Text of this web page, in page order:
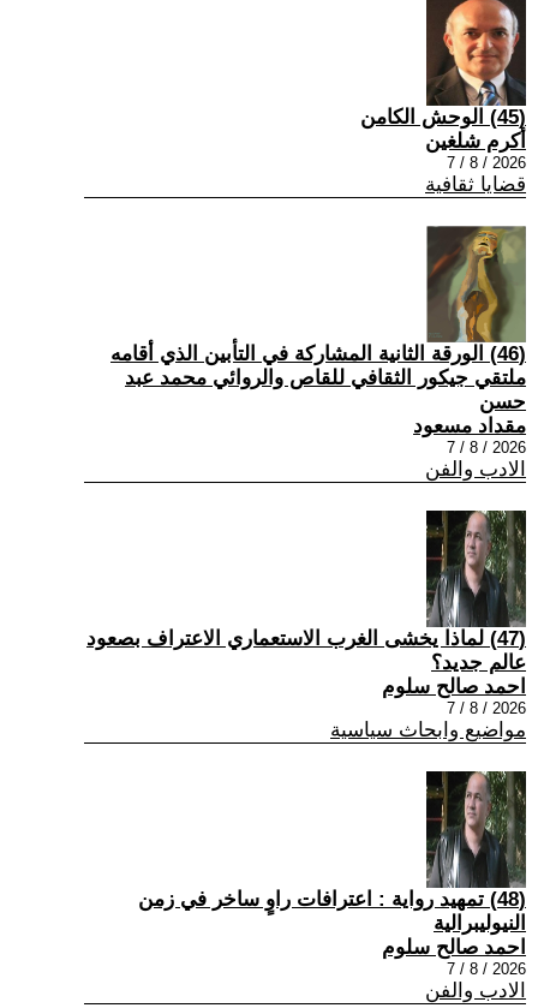
(45) الوحش الكامن
أكرم شلغين
2026 / 8 / 7
قضايا ثقافية
(46) الورقة الثانية المشاركة في التأبين الذي أقامه
ملتقي جيكور الثقافي للقاص والروائي محمد عبد
حسن
مقداد مسعود
2026 / 8 / 7
الادب والفن
(47) لماذا يخشى الغرب الاستعماري الاعتراف بصعود
عالم جديد؟
احمد صالح سلوم
2026 / 8 / 7
مواضيع وابحاث سياسية
(48) تمهيد رواية : اعترافات راوٍ ساخر في زمن
النيوليبرالية
احمد صالح سلوم
2026 / 8 / 7
الادب والفن